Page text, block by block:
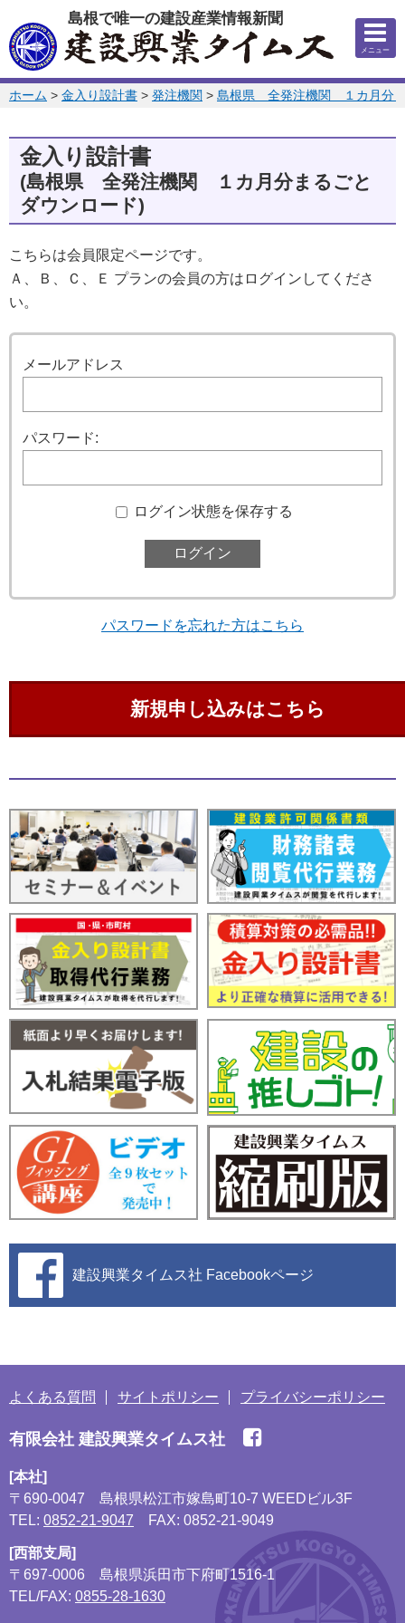
このページの本文へ
島根で唯一の建設産業情報新聞
メニュー
このページの位置:
ホーム > 金入り設計書 > 発注機関 > 島根県 全発注機関 １カ月分ま
金入り設計書
(島根県 全発注機関 １カ月分まるごと
ダウンロード)
こちらは会員限定ページです。
Ａ、Ｂ、Ｃ、Ｅ プランの会員の方はログインしてくださ
い。
メールアドレス
パスワード:
ログイン状態を保存する
パスワードを忘れた方はこちら
新規申し込みはこちら
建設興業タイムス社 Facebookページ
よくある質問 サイトポリシー プライバシーポリシー
有限会社 建設興業タイムス社
[本社]
〒690-0047
島根県松江市嫁島町10-7 WEEDビル3F
TEL: 0852-21-9047 FAX: 0852-21-9049
[西部支局]
〒697-0006
島根県浜田市下府町1516-1
TEL/FAX: 0855-28-1630